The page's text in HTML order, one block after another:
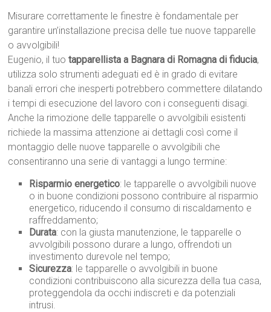
Misurare correttamente le finestre è fondamentale per
garantire un’installazione precisa delle tue nuove tapparelle
o avvolgibili!
Eugenio, il tuotapparellista a Bagnara di Romagna di fiducia,
utilizza solo strumenti adeguati ed è in grado di evitare
banali errori che inesperti potrebbero commettere dilatando
i tempi di esecuzione del lavoro con i conseguenti disagi.
Anche la rimozione delle tapparelle o avvolgibili esistenti
richiede la massima attenzione ai dettagli così come il
montaggio delle nuove tapparelle o avvolgibili che
consentiranno una serie di vantaggi a lungo termine:
Risparmio energetico: le tapparelle o avvolgibili nuove
o in buone condizioni possono contribuire al risparmio
energetico, riducendo il consumo di riscaldamento e
raffreddamento;
Durata: con la giusta manutenzione, le tapparelle o
avvolgibili possono durare a lungo, offrendoti un
investimento durevole nel tempo;
Sicurezza: le tapparelle o avvolgibili in buone
condizioni contribuiscono alla sicurezza della tua casa,
proteggendola da occhi indiscreti e da potenziali
intrusi.